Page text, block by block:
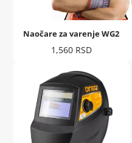
Naočare za varenje WG2
Cena
1,560 RSD